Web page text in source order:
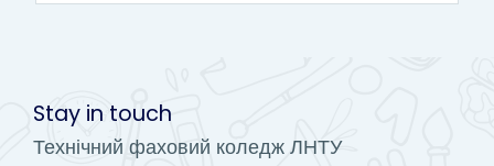
Stay in touch
Технічний фаховий коледж ЛНТУ